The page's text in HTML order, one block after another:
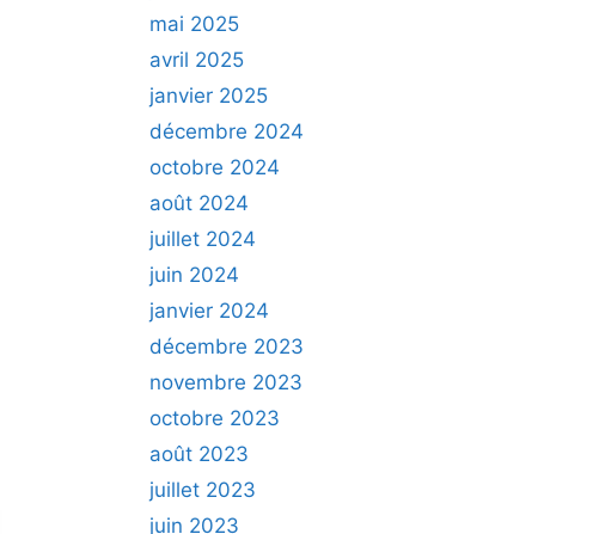
mai 2025
avril 2025
janvier 2025
décembre 2024
octobre 2024
août 2024
juillet 2024
juin 2024
janvier 2024
décembre 2023
novembre 2023
octobre 2023
août 2023
juillet 2023
juin 2023